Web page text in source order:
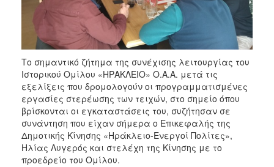
Το σημαντικό ζήτημα της συνέχισης λειτουργίας του
Ιστορικού Ομίλου «ΗΡΑΚΛΕΙΟ» Ο.Α.Α. μετά τις
εξελίξεις που δρομολογούν οι προγραμματισμένες
εργασίες στερέωσης των τειχών, στο σημείο όπου
βρίσκονται οι εγκαταστάσεις του, συζήτησαν σε
συνάντηση που είχαν σήμερα ο Επικεφαλής της
Δημοτικής Κίνησης «Ηράκλειο-Ενεργοί Πολίτες»,
Ηλίας Λυγερός και στελέχη της Κίνησης με το
προεδρείο του Ομίλου.